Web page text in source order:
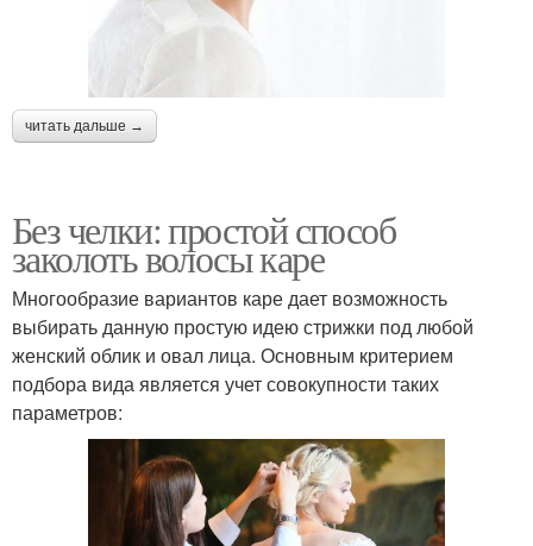
читать дальше →
Без челки: простой способ
заколоть волосы каре
Многообразие вариантов каре дает возможность
выбирать данную простую идею стрижки под любой
женский облик и овал лица. Основным критерием
подбора вида является учет совокупности таких
параметров: